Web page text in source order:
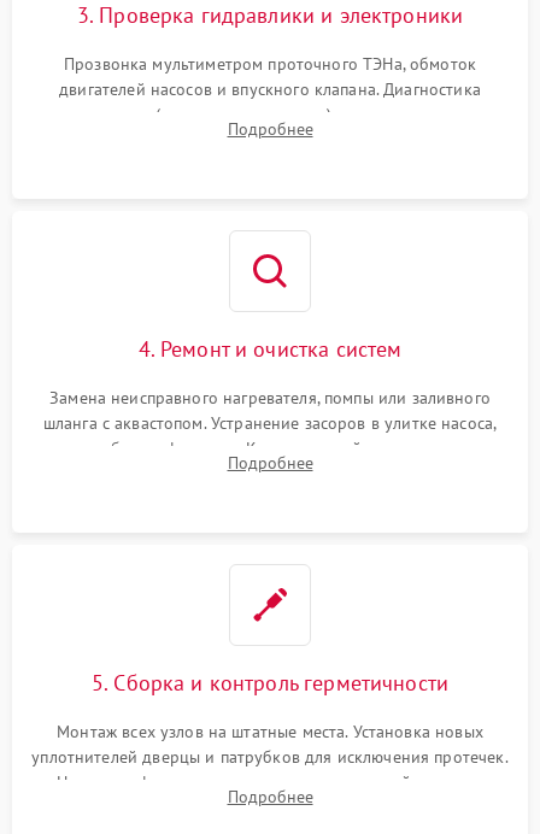
3. Проверка гидравлики и электроники
Прозвонка мультиметром проточного ТЭНа, обмоток
двигателей насосов и впускного клапана. Диагностика
прессостата (датчика уровня воды), датчика мутности,
концевика дверцы и электронного модуля управления.
Подробнее
4. Ремонт и очистка систем
Замена неисправного нагревателя, помпы или заливного
шланга с аквастопом. Устранение засоров в улитке насоса,
патрубках и фильтрах. Компонентный ремонт платы
управления, восстановление поврежденной проводки.
Подробнее
5. Сборка и контроль герметичности
Монтаж всех узлов на штатные места. Установка новых
уплотнителей дверцы и патрубков для исключения протечек.
Надежная фиксация хомутов гидравлической системы,
сборка корпуса и установка датчика поплавка.
Подробнее